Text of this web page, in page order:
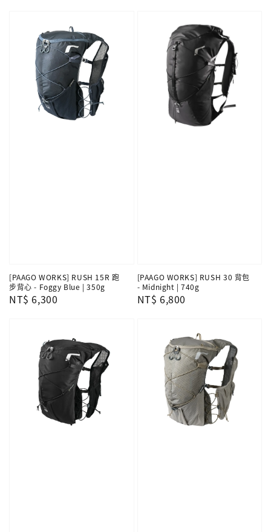
[PAAGO WORKS] RUSH 15R 跑
步背心 - Foggy Blue | 350g
Regular
NT$ 6,300
[PAAGO WORKS] RUSH 30 背包
- Midnight | 740g
Regular
NT$ 6,800